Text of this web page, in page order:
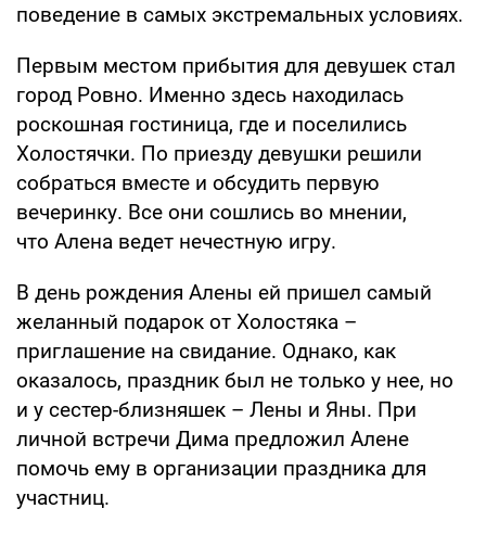
поведение в самых экстремальных условиях.
Первым местом прибытия для девушек стал
город Ровно. Именно здесь находилась
роскошная гостиница, где и поселились
Холостячки. По приезду девушки решили
собраться вместе и обсудить первую
вечеринку. Все они сошлись во мнении,
что Алена ведет нечестную игру.
В день рождения Алены ей пришел самый
желанный подарок от Холостяка –
приглашение на свидание. Однако, как
оказалось, праздник был не только у нее, но
и у сестер-близняшек – Лены и Яны. При
личной встречи Дима предложил Алене
помочь ему в организации праздника для
участниц.